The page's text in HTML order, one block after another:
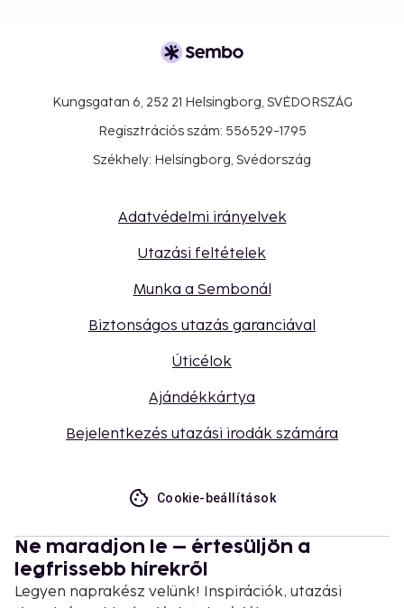
Kungsgatan 6, 252 21 Helsingborg, SVÉDORSZÁG
Regisztrációs szám: 556529-1795
Székhely: Helsingborg, Svédország
Adatvédelmi irányelvek
Utazási feltételek
Munka a Sembonál
Biztonságos utazás garanciával
Úticélok
Ajándékkártya
Bejelentkezés utazási irodák számára
Cookie-beállítások
Ne maradjon le – értesüljön a
legfrissebb hírekről
Legyen naprakész velünk! Inspirációk, utazási